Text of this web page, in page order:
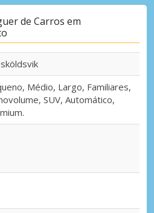
de Carros em
Médio, Largo, Familiares,
SUV, Automático,